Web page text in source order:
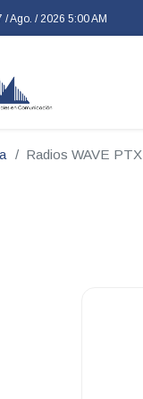
/ Ago. / 2026 5:00 AM
Radios WAVE PTX